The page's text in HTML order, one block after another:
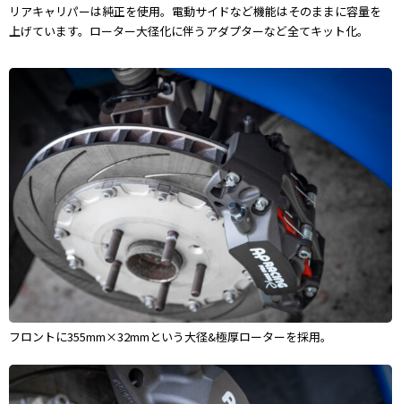
リアキャリパーは純正を使用。電動サイドなど機能はそのままに容量を
上げています。ローター大径化に伴うアダプターなど全てキット化。
フロントに355mm×32mmという大径&極厚ローターを採用。